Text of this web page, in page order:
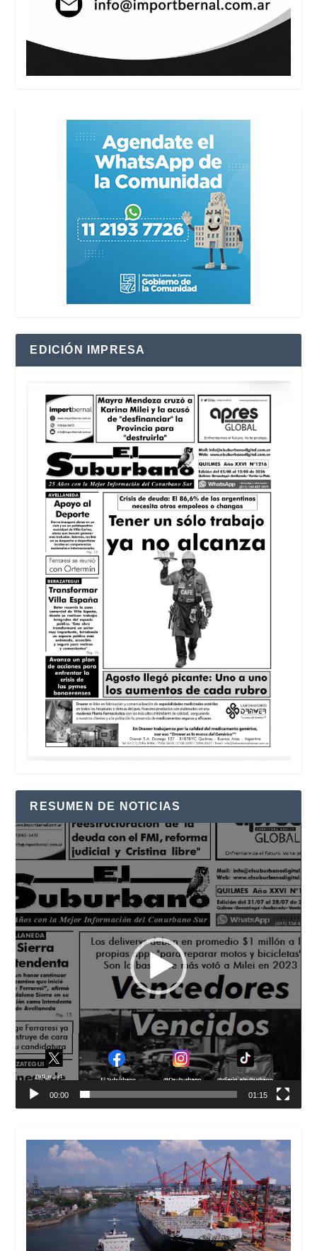
EDICIÓN IMPRESA
RESUMEN DE NOTICIAS
Reproductor
de
vídeo
00:00 01:15